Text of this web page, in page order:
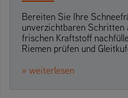
Bereiten Sie Ihre
unverzichtbaren Schritten
frischen Kraftstoff
Riemen prüfen und
» weiterlesen